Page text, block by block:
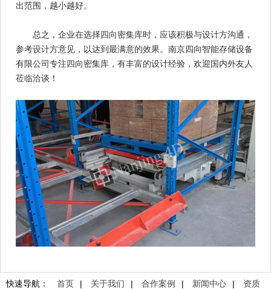
出范围，越小越好。
总之，企业在选择四向密集库时，应该积极与设计方沟通，
参考设计方意见，以达到最满意的效果。南京四向智能存储设备
有限公司专注四向密集库，有丰富的设计经验，欢迎国内外友人
莅临洽谈！
快速导航： 首页 | 关于我们 | 合作案例 | 新闻中心 |
资质